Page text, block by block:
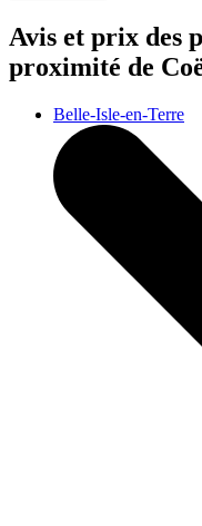
Avis et prix des
proximité de
Belle-Isle-en-Terre